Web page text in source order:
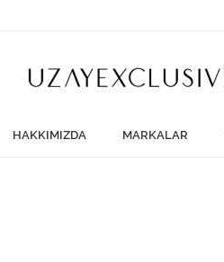
HAKKIMIZDA MARKALAR